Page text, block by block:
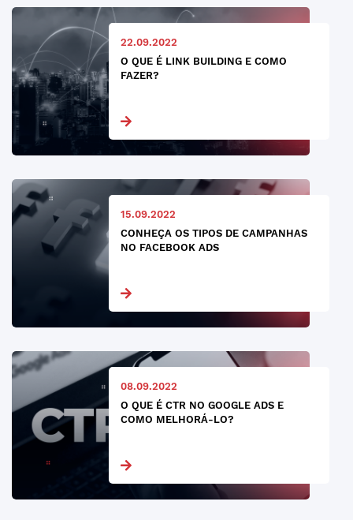
22.09.2022
O QUE É LINK BUILDING E COMO
FAZER?
15.09.2022
CONHEÇA OS TIPOS DE CAMPANHAS
NO FACEBOOK ADS
08.09.2022
O QUE É CTR NO GOOGLE ADS E
COMO MELHORÁ-LO?